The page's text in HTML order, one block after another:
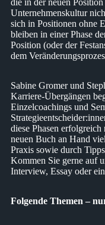
die in der neuen
Unternehmenskultur
sich in Positionen ohne
bleiben in einer Phase
Position (oder der
dem
Sabine Gromer und
Karriere-Übergängen
Einzelcoachings und
diese Phasen
neuen Buch an Hand
Praxis sowie durch
Kommen Sie gerne auf
Interview, Essay oder
Folgende Themen –